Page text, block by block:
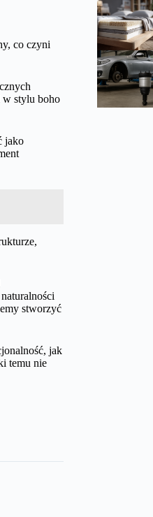
co czyni
w stylu boho
jako
stworzyć
jak
temu nie